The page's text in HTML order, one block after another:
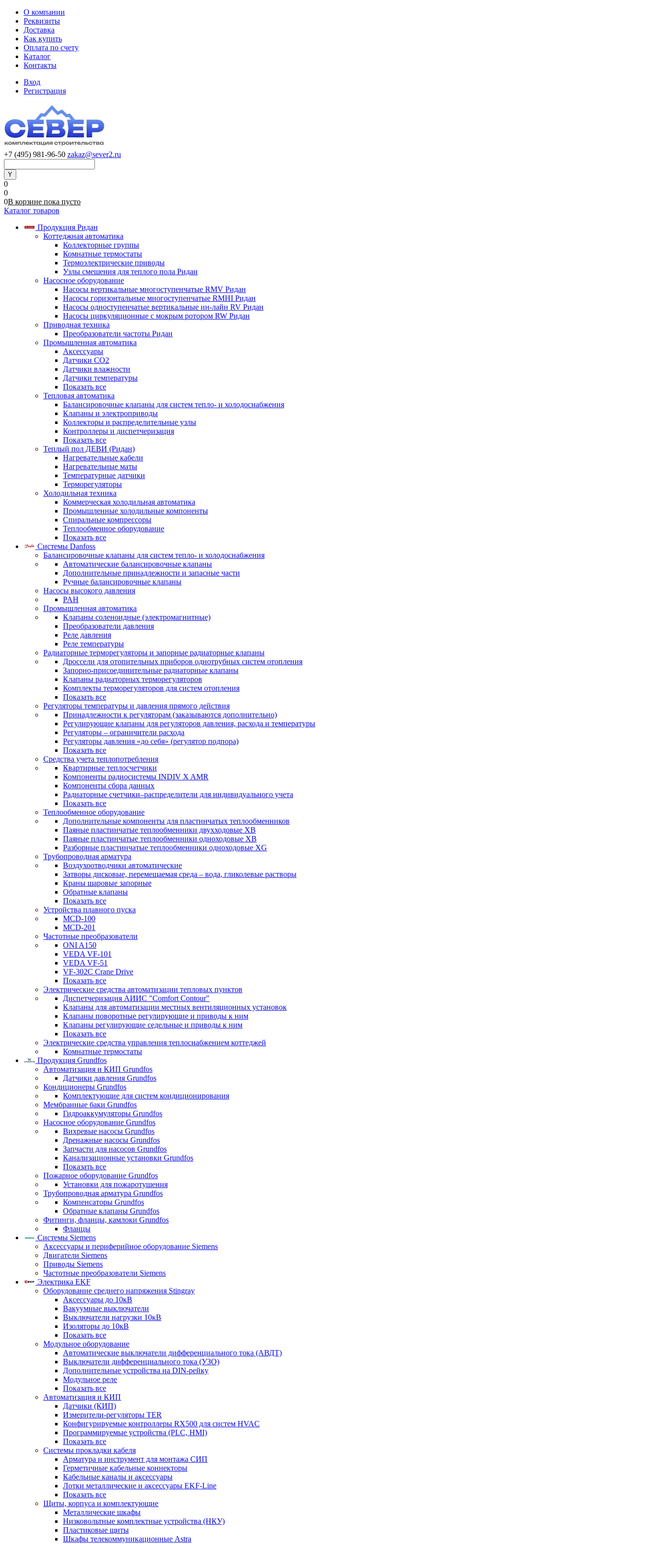
О компании
Реквизиты
Доставка
Как купить
Оплата по счету
Каталог
Контакты
Вход
Регистрация
+7 (495) 981-96-50 zakaz@sever2.ru
0
0
0В корзине пока пусто
Каталог товаров
Продукция Ридан
Коттеджная автоматика
Коллекторные группы
Комнатные термостаты
Термоэлектрические приводы
Узлы смешения для теплого пола Ридан
Насосное оборудование
Насосы вертикальные многоступенчатые RMV Ридан
Насосы горизонтальные многоступенчатые RMHI Ридан
Насосы одноступенчатые вертикальные ин-лайн RV Ридан
Насосы циркуляционные с мокрым ротором RW Ридан
Приводная техника
Преобразователи частоты Ридан
Промышленная автоматика
Аксессуары
Датчики CO2
Датчики влажности
Датчики температуры
Показать все
Тепловая автоматика
Балансировочные клапаны для систем тепло- и холодоснабжения
Клапаны и электроприводы
Коллекторы и распределительные узлы
Контроллеры и диспетчеризация
Показать все
Теплый пол ДЕВИ (Ридан)
Нагревательные кабели
Нагревательные маты
Температурные датчики
Терморегуляторы
Холодильная техника
Коммерческая холодильная автоматика
Промышленные холодильные компоненты
Спиральные компрессоры
Теплообменное оборудование
Показать все
Системы Danfoss
Балансировочные клапаны для систем тепло- и холодоснабжения
Автоматические балансировочные клапаны
Дополнительные принадлежности и запасные части
Ручные балансировочные клапаны
Насосы высокого давления
PAH
Промышленная автоматика
Клапаны соленоидные (электромагнитные)
Преобразователи давления
Реле давления
Реле температуры
Радиаторные терморегуляторы и запорные радиаторные клапаны
Дроссели для отопительных приборов однотрубных систем отопления
Запорно-присоединительные радиаторные клапаны
Клапаны радиаторных терморегуляторов
Комплекты терморегуляторов для систем отопления
Показать все
Регуляторы температуры и давления прямого действия
Принадлежности к регуляторам (заказываются дополнительно)
Регулирующие клапаны для регуляторов давления, расхода и температуры
Регуляторы – ограничители расхода
Регуляторы давления «до себя» (регулятор подпора)
Показать все
Средства учета теплопотребления
Квартирные теплосчетчики
Компоненты радиосистемы INDIV X AMR
Компоненты сбора данных
Радиаторные счетчики–распределители для индивидуального учета
Показать все
Теплообменное оборудование
Дополнительные компоненты для пластинчатых теплообменников
Паяные пластинчатые теплообменники двухходовые XB
Паяные пластинчатые теплообменники одноходовые ХВ
Разборные пластинчатые теплообменники одноходовые ХG
Трубопроводная арматура
Воздухоотводчики автоматические
Затворы дисковые, перемещаемая среда – вода, гликолевые растворы
Краны шаровые запорные
Обратные клапаны
Показать все
Устройства плавного пуска
MCD-100
MCD-201
Частотные преобразователи
ONI A150
VEDA VF-101
VEDA VF-51
VF-302C Crane Drive
Показать все
Электрические средства автоматизации тепловых пунктов
Диспетчеризация АИИС "Comfort Contour"
Клапаны для автоматизации местных вентиляционных установок
Клапаны поворотные регулирующие и приводы к ним
Клапаны регулирующие седельные и приводы к ним
Показать все
Электрические средства управления теплоснабжением коттеджей
Комнатные термостаты
Продукция Grundfos
Автоматизация и КИП Grundfos
Датчики давления Grundfos
Кондиционеры Grundfos
Комплектующие для систем кондиционирования
Мембранные баки Grundfos
Гидроаккумуляторы Grundfos
Насосное оборудование Grundfos
Вихревые насосы Grundfos
Дренажные насосы Grundfos
Запчасти для насосов Grundfos
Канализационные установки Grundfos
Показать все
Пожарное оборудование Grundfos
Установки для пожаротушения
Трубопроводная арматура Grundfos
Компенсаторы Grundfos
Обратные клапаны Grundfos
Фитинги, фланцы, камлоки Grundfos
Фланцы
Системы Siemens
Аксессуары и периферийное оборудование Siemens
Двигатели Siemens
Приводы Siemens
Частотные преобразователи Siemens
Электрика EKF
Оборудование среднего напряжения Stingray
Аксессуары до 10кВ
Вакуумные выключатели
Выключатели нагрузки 10кВ
Изоляторы до 10кВ
Показать все
Модульное оборудование
Автоматические выключатели дифференциального тока (АВДТ)
Выключатели дифференциального тока (УЗО)
Дополнительные устройства на DIN-рейку
Модульное реле
Показать все
Автоматизация и КИП
Датчики (КИП)
Измерители-регуляторы TER
Конфигурируемые контроллеры RX500 для систем HVAC
Программируемые устройства (PLC, HMI)
Показать все
Системы прокладки кабеля
Арматура и инструмент для монтажа СИП
Герметичные кабельные коннекторы
Кабельные каналы и аксессуары
Лотки металлические и аксессуары EKF-Line
Показать все
Щиты, корпуса и комплектующие
Металлические шкафы
Низковольтные комплектные устройства (НКУ)
Пластиковые щиты
Шкафы телекоммуникационные Astra